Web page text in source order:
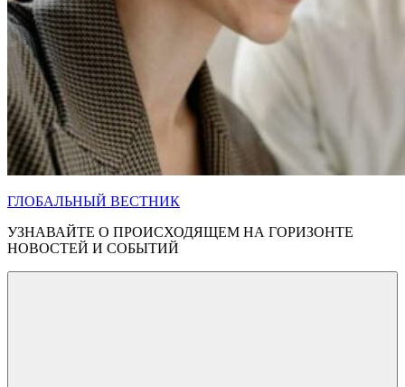
ГЛОБАЛЬНЫЙ ВЕСТНИК
УЗНАВАЙТЕ О ПРОИСХОДЯЩЕМ НА ГОРИЗОНТЕ
НОВОСТЕЙ И СОБЫТИЙ